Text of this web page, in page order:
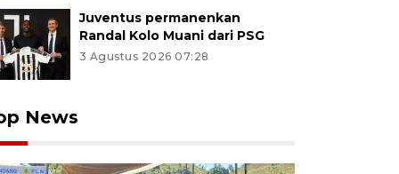
Juventus permanenkan
Randal Kolo Muani dari PSG
3 Agustus 2026 07:28
News